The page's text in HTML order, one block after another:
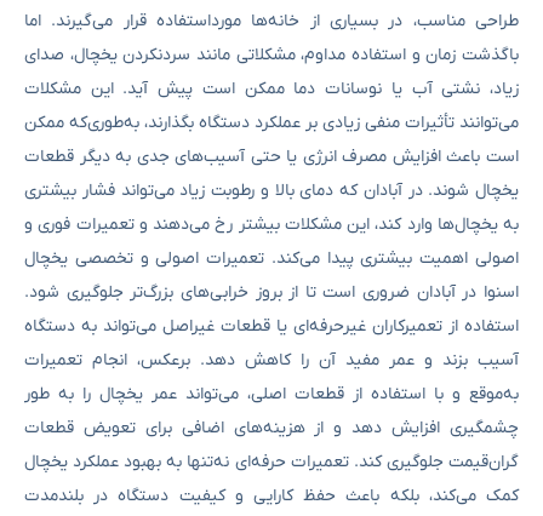
طراحی مناسب، در بسیاری از خانه‌ها مورداستفاده قرار می‌گیرند. اما
باگذشت زمان و استفاده مداوم، مشکلاتی مانند سردنکردن یخچال، صدای
زیاد، نشتی آب یا نوسانات دما ممکن است پیش آید. این مشکلات
می‌توانند تأثیرات منفی زیادی بر عملکرد دستگاه بگذارند، به‌طوری‌که ممکن
است باعث افزایش مصرف انرژی یا حتی آسیب‌های جدی به دیگر قطعات
یخچال شوند. در آبادان که دمای بالا و رطوبت زیاد می‌تواند فشار بیشتری
به یخچال‌ها وارد کند، این مشکلات بیشتر رخ می‌دهند و تعمیرات فوری و
اصولی اهمیت بیشتری پیدا می‌کند. تعمیرات اصولی و تخصصی یخچال
اسنوا در آبادان ضروری است تا از بروز خرابی‌های بزرگ‌تر جلوگیری شود.
استفاده از تعمیرکاران غیرحرفه‌ای یا قطعات غیراصل می‌تواند به دستگاه
آسیب بزند و عمر مفید آن را کاهش دهد. برعکس، انجام تعمیرات
به‌موقع و با استفاده از قطعات اصلی، می‌تواند عمر یخچال را به طور
چشمگیری افزایش دهد و از هزینه‌های اضافی برای تعویض قطعات
گران‌قیمت جلوگیری کند. تعمیرات حرفه‌ای نه‌تنها به بهبود عملکرد یخچال
کمک می‌کند، بلکه باعث حفظ کارایی و کیفیت دستگاه در بلندمدت